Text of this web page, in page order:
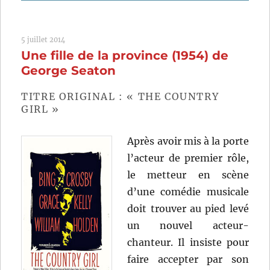
Le
de
5 juillet 2014
Une fille de la province (1954) de
George Seaton
TITRE ORIGINAL : « THE COUNTRY
GIRL »
Après avoir mis à la porte
l’acteur de premier rôle,
le metteur en scène
d’une comédie musicale
doit trouver au pied levé
un nouvel acteur-
chanteur. Il insiste pour
faire accepter par son